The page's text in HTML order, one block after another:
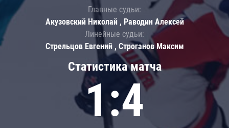
Статистика матча
1:4
Главные судьи:
Акузовский Николай , Раводин Алексей
Линейные судьи:
Стрельцов Евгений , Строганов Максим